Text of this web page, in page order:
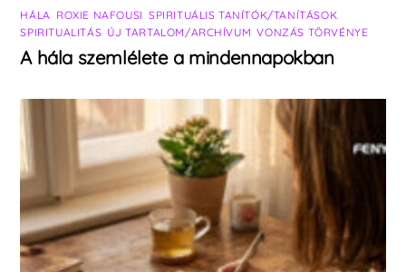
HÁLA ROXIE NAFOUSI SPIRITUÁLIS TANÍTÓK/TANÍTÁSOK
SPIRITUALITÁS ÚJ TARTALOM/ARCHÍVUM ,VONZÁS TÖRVÉNYE
A hála szemlélete a mindennapokban